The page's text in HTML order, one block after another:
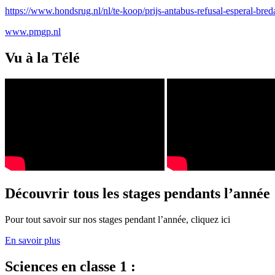
https://www.hondsrug.nl/nl/te-koop/prijs-antabus-refusal-esperal-
www.pmgp.nl
Vu à la Télé
Découvrir tous les stages pendants l’année
Pour tout savoir sur nos stages pendant l’année, cliquez ici
En savoir plus
Sciences en classe 1 :